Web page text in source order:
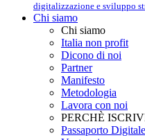
digitalizzazione e sviluppo
Chi siamo
Chi siamo
Italia non profit
Dicono di noi
Partner
Manifesto
Metodologia
Lavora con noi
PERCHÈ
Passaporto